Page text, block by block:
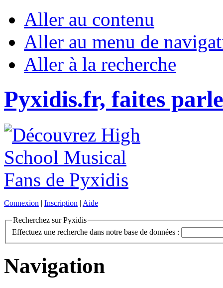
Aller au contenu
Aller au menu de
Aller à la recherche
Pyxidis.fr, faites
Connexion | Inscription | Aide
Recherchez sur Pyxidis
Effectuez une recherche dans notre base de données :
Navigation